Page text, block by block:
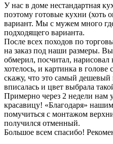
У нас в доме нестандартная
поэтому готовые кухни
вариант. Мы с мужем много
подходящего варианта.
После всех походов по
на заказ под наши размеры.
обмерил, посчитал,
хотелось, и картинка в
скажу, что это самый дешевый
вписалась и цвет выбрала
Примерно через 2 недели нам
красавицу! «Благодаря»
помучиться с монтажом
получился отменный.
Большое всем спасибо!